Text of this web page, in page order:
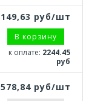
149,63 руб/шт
В корзину
к оплате: 2244.45
руб
578,84 руб/шт